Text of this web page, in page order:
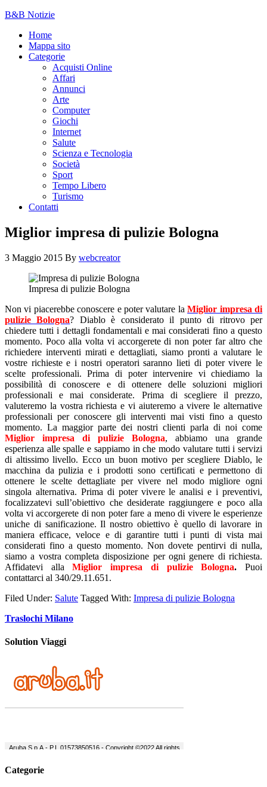
B&B Notizie
Home
Mappa sito
Categorie
Acquisti Online
Affari
Annunci
Arte
Computer
Giochi
Internet
Salute
Scienza e Tecnologia
Società
Sport
Tempo Libero
Turismo
Contatti
Miglior impresa di pulizie Bologna
3 Maggio 2015 By webcreator
Impresa di pulizie Bologna
Non vi piacerebbe conoscere e poter valutare laMiglior impresa di
pulizie Bologna? Diablo è considerato il punto di ritrovo per
chiedere tutti i dettagli fondamentali e mai considerati fino a questo
momento. Poco alla volta vi accorgerete di non poter far altro che
richiedere interventi mirati e dettagliati, siamo pronti a valutare le
vostre richieste e i nostri operatori saranno lieti di poter vivere le
scelte professionali. Prima di poter intervenire vi chiediamo la
possibilità di conoscere e di ottenere delle soluzioni migliori
professionali e mai considerate. Prima di scegliere il prezzo,
valuteremo la vostra richiesta e vi aiuteremo a vivere le alternative
professionali per conoscere gli interventi mai visti fino a questo
momento. La maggior parte dei nostri clienti parla di noi come
Miglior impresa di pulizie Bologna, abbiamo una grande
esperienza alle spalle e sappiamo in che modo valutare tutti i servizi
di altissimo livello. Ecco un buon motivo per scegliere Diablo, le
macchina da pulizia e i prodotti sono certificati e permettono di
ottenere le scelte dettagliate per vivere nel modo migliore ogni
singola alternativa. Prima di poter vivere le analisi e i preventivi,
focalizzatevi sull’obiettivo che desiderate raggiungere e poco alla
volta vi accorgerete di non poter fare a meno di vivere le esperienze
uniche di sanificazione. Il nostro obiettivo è quello di lavorare in
maniera efficace, veloce e di garantire tutti i punti di vista mai
considerati fino a questo momento. Non dovete pentirvi di nulla,
siamo a vostra completa disposizione per ogni genere di richiesta.
Affidatevi allaMiglior impresa di pulizie Bologna.Puoi
contattarci al 340/29.11.651.
Filed Under: Salute Tagged With: Impresa di pulizie Bologna
Traslochi Milano
Solution Viaggi
Categorie